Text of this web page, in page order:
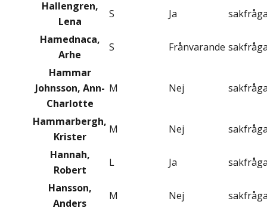
Hallengren,
Lena
S Ja
Hamednaca,
Arhe
S Frånvarande
Hammar
Johnsson, Ann-
Charlotte
M Nej
Hammarbergh,
Krister
M Nej
Hannah,
Robert
L Ja
Hansson,
Anders
M Nej